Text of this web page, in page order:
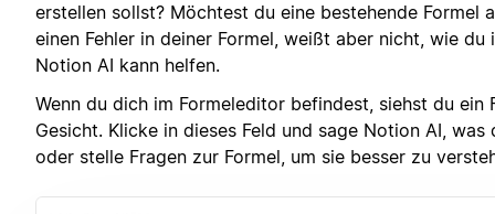
erstellen sollst? Möchtest du eine bestehende Formel
einen Fehler in deiner Formel, weißt aber nicht, wie du
Notion AI kann helfen.
Wenn du dich im Formeleditor befindest, siehst du ein
Gesicht. Klicke in dieses Feld und sage Notion AI, was
oder stelle Fragen zur Formel, um sie besser zu